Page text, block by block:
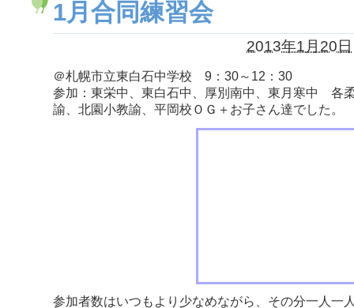
1月合同練習会
2013年1月20日
＠札幌市立東白石中学校 9：30～12：30
参加：東栄中、東白石中、厚別南中、東月寒中 各
諭、北園小教諭、平岡校ＯＧ＋お子さん達でした。
参加者数はいつもより少なめながら、その分一人一